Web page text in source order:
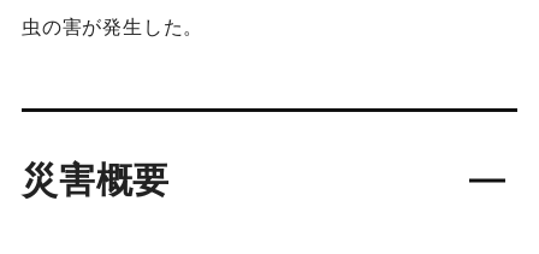
虫の害が発生した。
災害概要